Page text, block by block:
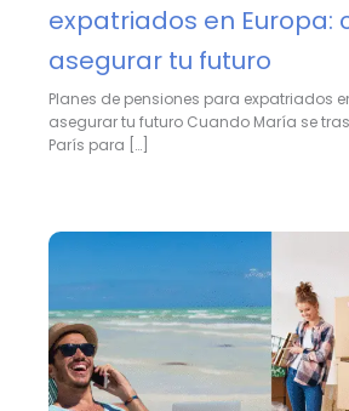
expatriados en Europa:
asegurar tu futuro
Planes de pensiones para expatriados
asegurar tu futuro Cuando María se
París para […]